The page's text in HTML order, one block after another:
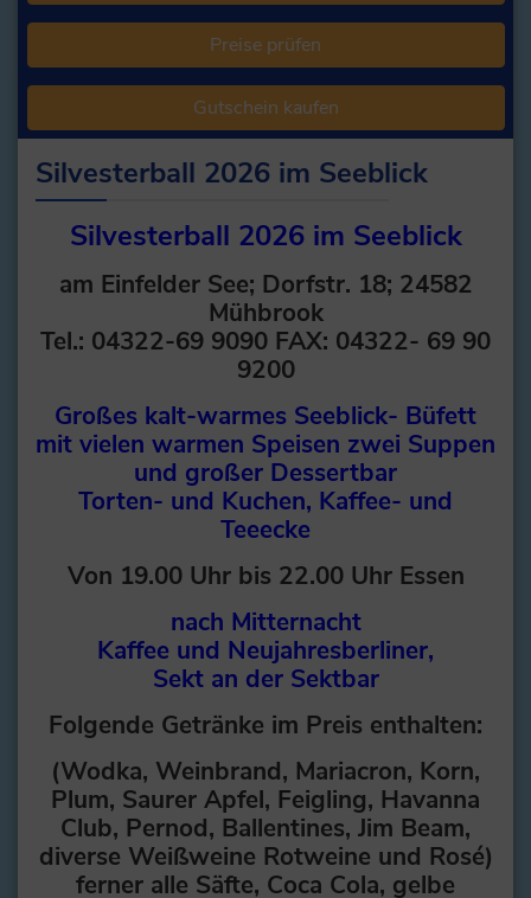
Preise prüfen
Gutschein kaufen
Silvesterball 2026 im Seeblick
Silvesterball 2026 im Seeblick
am Einfelder See; Dorfstr. 18; 24582
Mühbrook
Tel.: 04322-69 9090 FAX: 04322- 69 90
9200
Großes kalt-warmes Seeblick- Büfett
mit vielen warmen Speisen zwei Suppen
und großer Dessertbar
Torten- und Kuchen, Kaffee- und
Teeecke
Von 19.00 Uhr bis 22.00 Uhr Essen
nach Mitternacht
Kaffee und Neujahresberliner,
Sekt an der Sektbar
Folgende Getränke im Preis enthalten:
(Wodka, Weinbrand, Mariacron, Korn,
Plum, Saurer Apfel, Feigling, Havanna
Club, Pernod, Ballentines, Jim Beam,
diverse Weißweine Rotweine und Rosé)
ferner alle Säfte, Coca Cola, gelbe